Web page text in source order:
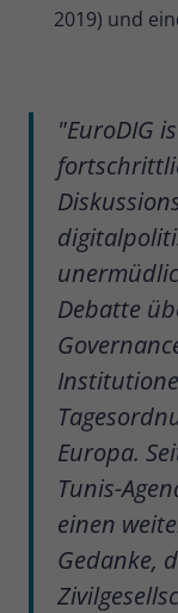
2019) und
"EuroDIG
Debatte
Europa.
Tunis-
einen
Gedanke,